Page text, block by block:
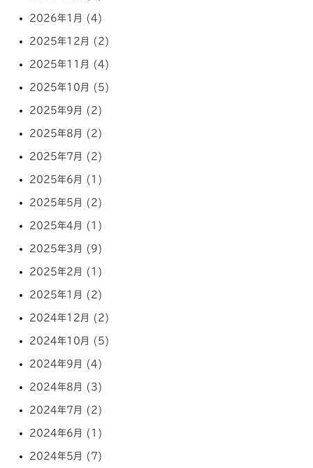
2026年1月 (4)
2025年12月 (2)
2025年11月 (4)
2025年10月 (5)
2025年9月 (2)
2025年8月 (2)
2025年7月 (2)
2025年6月 (1)
2025年5月 (2)
2025年4月 (1)
2025年3月 (9)
2025年2月 (1)
2025年1月 (2)
2024年12月 (2)
2024年10月 (5)
2024年9月 (4)
2024年8月 (3)
2024年7月 (2)
2024年6月 (1)
2024年5月 (7)